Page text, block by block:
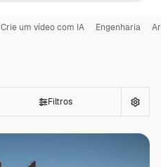
Crie um vídeo com IA Engenharia
Filtros